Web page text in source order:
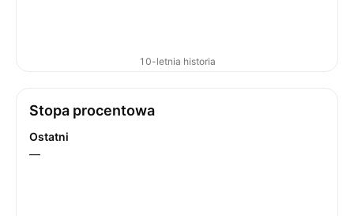
10-letnia historia
Stopa procentowa
Ostatni
—